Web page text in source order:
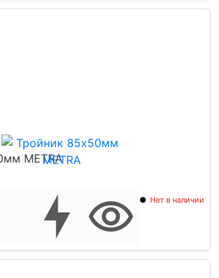
METRA
Нет в наличии